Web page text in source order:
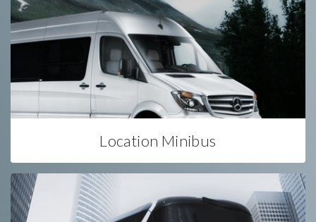
Location Minibus